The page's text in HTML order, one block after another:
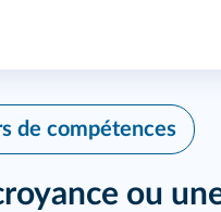
de compétences
ou